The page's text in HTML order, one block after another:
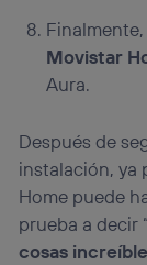
Finalmente,
Movistar
Aura.
Después de
instalación, ya
Home puede
prueba a decir
cosas